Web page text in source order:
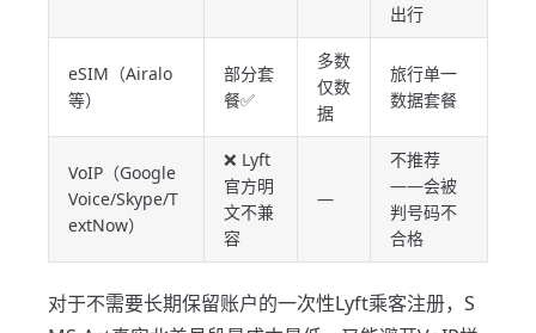
出行
eSIM（Airalo
等）
部分套
餐✅
多数
仅数
据
旅行单一
数据套餐
VoIP（Google
Voice/Skype/T
extNow）
❌ Lyft
官方明
文不兼
容
—
不推荐
——会被
判号码不
合格
对于不需要长期保留账户的一次性Lyft乘客注册，S